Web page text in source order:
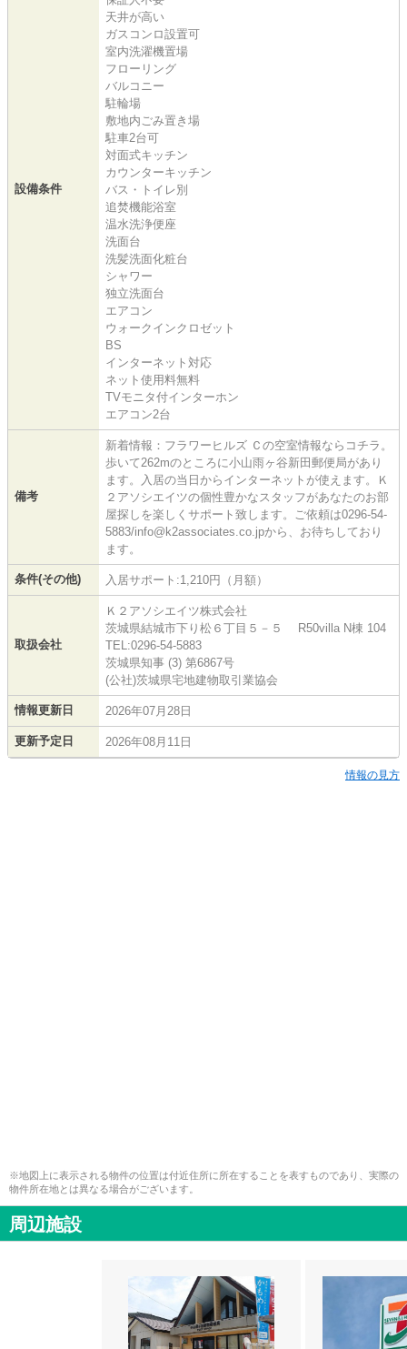
設備条件
天井が高い
ガスコンロ設置可
室内洗濯機置場
フローリング
バルコニー
駐輪場
敷地内ごみ置き場
駐車2台可
対面式キッチン
カウンターキッチン
バス・トイレ別
追焚機能浴室
温水洗浄便座
洗面台
洗髪洗面化粧台
シャワー
独立洗面台
エアコン
ウォークインクロゼット
BS
インターネット対応
ネット使用料無料
TVモニタ付インターホン
エアコン2台
備考
新着情報：フラワーヒルズ Ｃの空室情報ならコチラ。
歩いて262mのところに小山雨ヶ谷新田郵便局があり
ます。入居の当日からインターネットが使えます。Ｋ
２アソシエイツの個性豊かなスタッフがあなたのお部
屋探しを楽しくサポート致します。ご依頼は0296-54-
5883/info@k2associates.co.jpから、お待ちしており
ます。
条件(その他) 入居サポート:1,210円（月額）
取扱会社
Ｋ２アソシエイツ株式会社
茨城県結城市下り松６丁目５－５ R50villa N棟 104
TEL:0296-54-5883
茨城県知事 (3) 第6867号
(公社)茨城県宅地建物取引業協会
情報更新日 2026年07月28日
更新予定日 2026年08月11日
情報の見方
※地図上に表示される物件の位置は付近住所に所在することを表すものであり、実際の
物件所在地とは異なる場合がございます。
周辺施設